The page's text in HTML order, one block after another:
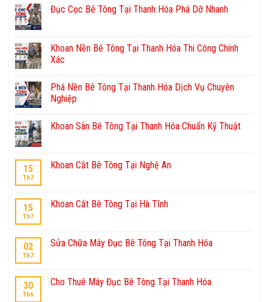
Đục Cọc Bê Tông Tại Thanh Hóa Phá Dỡ Nhanh
Khoan Nền Bê Tông Tại Thanh Hóa Thi Công Chính
Xác
Phá Nền Bê Tông Tại Thanh Hóa Dịch Vụ Chuyên
Nghiệp
Khoan Sàn Bê Tông Tại Thanh Hóa Chuẩn Kỹ Thuật
15
Th7
Khoan Cắt Bê Tông Tại Nghệ An
15
Th7
Khoan Cắt Bê Tông Tại Hà Tĩnh
02
Th7
Sửa Chữa Máy Đục Bê Tông Tại Thanh Hóa
30
Th6
Cho Thuê Máy Đục Bê Tông Tại Thanh Hóa